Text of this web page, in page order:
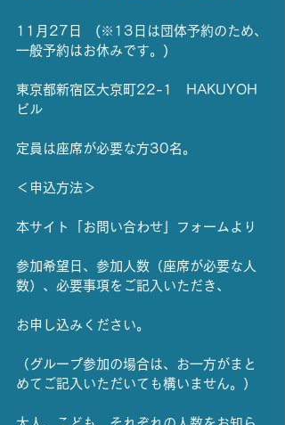
11月27日　(※13日は団体予約のため、
一般予約はお休みです。)
東京都新宿区大京町22-1　HAKUYOH
ビル
定員は座席が必要な方30名。
＜申込方法＞
本サイト「お問い合わせ」フォームより
参加希望日、参加人数（座席が必要な人
数）、必要事項をご記入いただき、
お申し込みください。
（グループ参加の場合は、お一方がまと
めてご記入いただいても構いません。）